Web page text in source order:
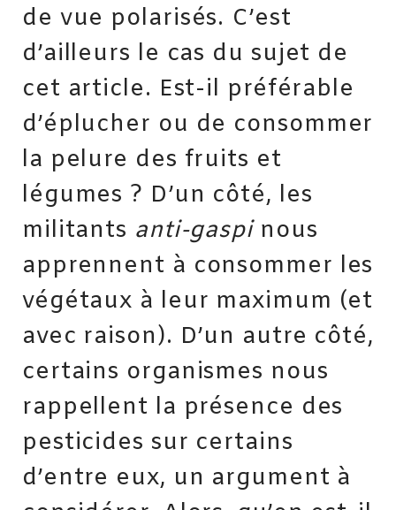
de vue polarisés. C’est
d’ailleurs le cas du sujet de
cet article. Est-il préférable
d’éplucher ou de consommer
la pelure des fruits et
légumes ? D’un côté, les
militants anti-gaspi nous
apprennent à consommer les
végétaux à leur maximum (et
avec raison). D’un autre côté,
certains organismes nous
rappellent la présence des
pesticides sur certains
d’entre eux, un argument à